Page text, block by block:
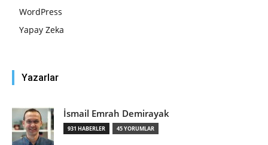
WordPress
Yapay Zeka
Yazarlar
İsmail Emrah Demirayak
931 HABERLER 45 YORUMLAR